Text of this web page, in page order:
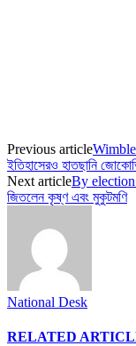
Previous article
ইতিহাসেরও হাতছানি
Next articleBy election
জিতলেন কৃষ্ণ এবং মুকুটমণি
National Desk
RELATED